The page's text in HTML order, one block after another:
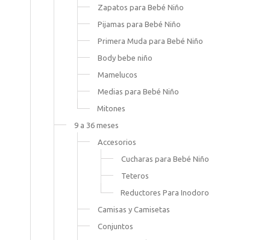
Zapatos para Bebé Niño
Pijamas para Bebé Niño
Primera Muda para Bebé Niño
Body bebe niño
Mamelucos
Medias para Bebé Niño
Mitones
9 a 36 meses
Accesorios
Cucharas para Bebé Niño
Teteros
Reductores Para Inodoro
Camisas y Camisetas
Conjuntos